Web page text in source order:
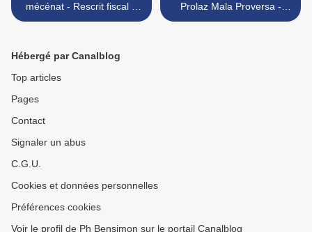
mécénat - Rescrit fiscal 8
avril 2020 - Association
Prolaz Mala Proversa -
Lundi 16 mars 2020 -
Hébergé par Canalblog
Top articles
Pages
Contact
Signaler un abus
C.G.U.
Cookies et données personnelles
Préférences cookies
Voir le profil de Ph Bensimon sur le portail Canalblog